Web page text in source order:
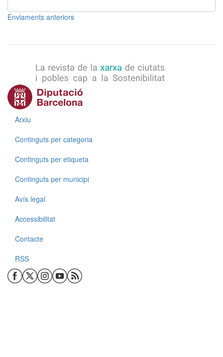
Enviaments anteriors
Menú
Arxiu
Continguts per categoria
Continguts per etiqueta
Continguts per municipi
Menú
Avís legal
Accessibilitat
Contacte
RSS